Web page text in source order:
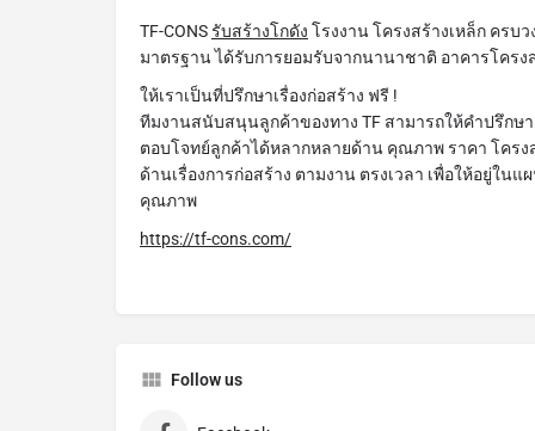
TF-CONSรับสร้างโกดัง โรงงาน โครงสร้างเหล็ก ครบ
มาตรฐาน ได้รับการยอมรับจากนานาชาติ อาคารโครง
ให้เราเป็นที่ปรึกษาเรื่องก่อสร้าง ฟรี !
ทีมงานสนับสนุนลูกค้าของทาง TF สามารถให้คำปรึกษ
ตอบโจทย์ลูกค้าได้หลากหลายด้าน คุณภาพ ราคา โคร
ด้านเรื่องการก่อสร้าง ตามงาน ตรงเวลา เพื่อให้อยู่ใน
คุณภาพ
https://tf-cons.com/
Follow us